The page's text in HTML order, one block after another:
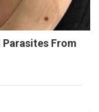
From